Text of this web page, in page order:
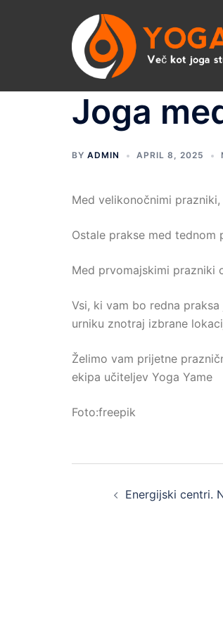
Joga
BY ADMIN APRIL 8, 2025
Med velikonočnimi
Ostale prakse med tednom
Med prvomajskimi prazniki
Vsi, ki vam bo redna
urniku znotraj izbrane
Želimo vam prijetne
ekipa učiteljev Yoga Yame
Foto:freepik
navigation
Energijski centri.